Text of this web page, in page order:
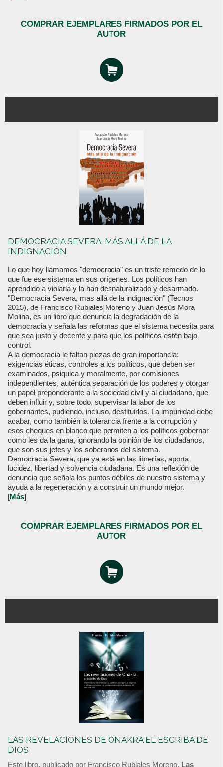
COMPRAR EJEMPLARES FIRMADOS POR EL
AUTOR
DEMOCRACIA SEVERA. MÁS ALLÁ DE LA
INDIGNACIÓN
Lo que hoy llamamos "democracia" es un triste remedo de lo
que fue ese sistema en sus orígenes. Los políticos han
aprendido a violarla y la han desnaturalizado y desarmado.
"Democracia Severa, mas allá de la indignación" (Tecnos
2015), de Francisco Rubiales Moreno y Juan Jesús Mora
Molina, es un libro que denuncia la degradación de la
democracia y señala las reformas que el sistema necesita para
que sea justo y decente y para que los políticos estén bajo
control.
A la democracia le faltan piezas de gran importancia:
exigencias éticas, controles a los políticos, que deben ser
examinados, psiquica y moralmente, por comisiones
independientes, auténtica separación de los poderes y otorgar
un papel preponderante a la sociedad civil y al ciudadano, que
deben influir y, sobre todo, supervisar la labor de los
gobernantes, pudiendo, incluso, destituirlos. La impunidad debe
acabar, como también la tolerancia frente a la corrupción y
esos cheques en blanco que permiten a los políticos gobernar
como les da la gana, ignorando la opinión de los ciudadanos,
que son sus jefes y los soberanos del sistema.
Democracia Severa, que ya está en las librerías, aporta
lucidez, libertad y solvencia ciudadana. Es una reflexión de
denuncia que señala los puntos débiles de nuestro sistema y
ayuda a la regeneración y a construir un mundo mejor.
[Más]
COMPRAR EJEMPLARES FIRMADOS POR EL
AUTOR
LAS REVELACIONES DE ONAKRA EL ESCRIBA DE
DIOS
Este libro, publicado por Francisco Rubiales Moreno, Las